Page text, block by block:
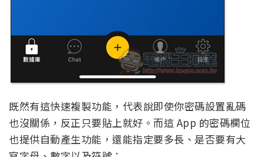
既然有這快速複製功能，代表說即使你密碼設置亂碼
也沒關係，反正只要貼上就好。而這 App 的密碼欄位
也提供自動產生功能，還能指定要多長、是否要有大